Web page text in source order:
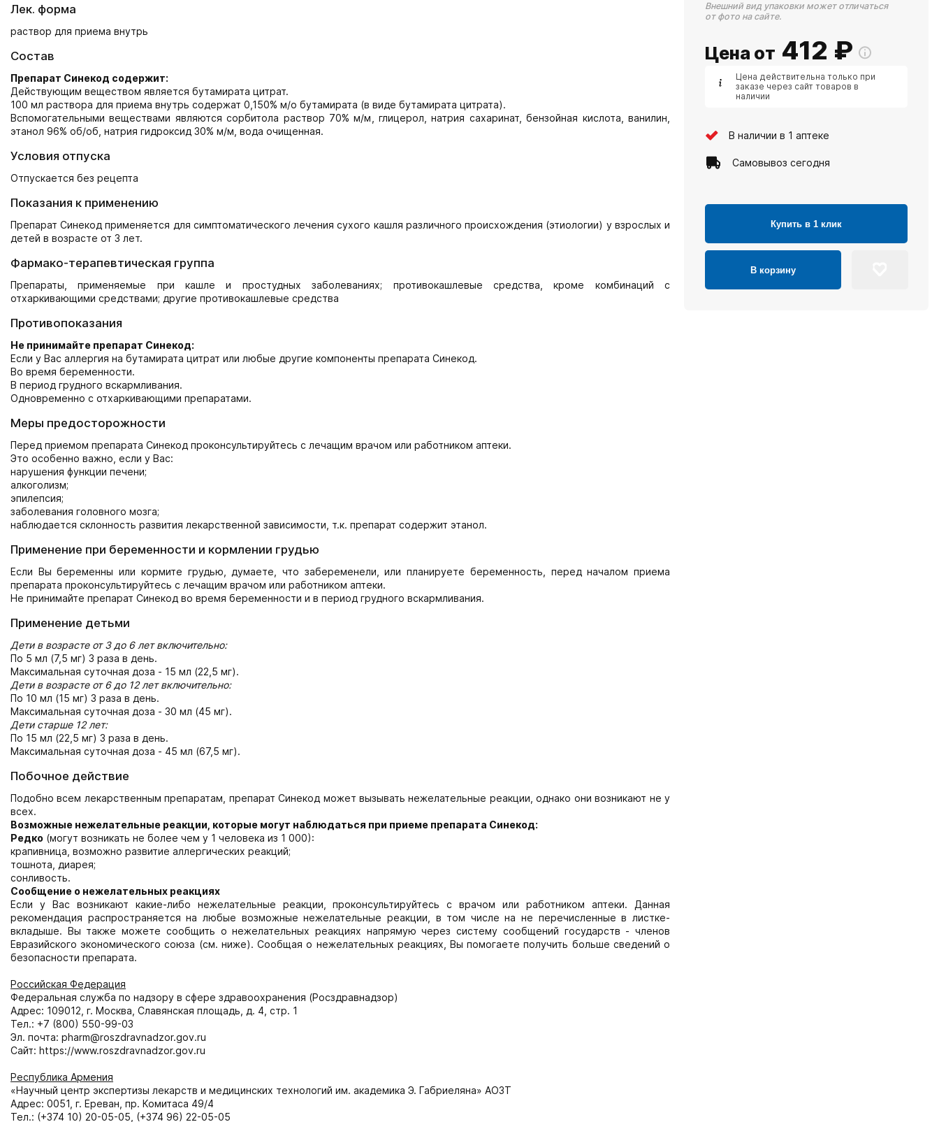
Лек. форма
раствор для приема внутрь
Состав
Препарат Синекод содержит:
Действующим веществом является бутамирата цитрат.
100 мл раствора для приема внутрь содержат 0,150% м/о бутамирата (в виде бутамирата цитрата).
Вспомогательными веществами являются сорбитола раствор 70% м/м, глицерол, натрия сахаринат, бензойная кислота, ванилин,
этанол 96% об/об, натрия гидроксид 30% м/м, вода очищенная.
Условия отпуска
Отпускается без рецепта
Показания к применению
Препарат Синекод применяется для симптоматического лечения сухого кашля различного происхождения (этиологии) у взрослых и
детей в возрасте от 3 лет.
Фармако-терапевтическая группа
Препараты, применяемые при кашле и простудных заболеваниях; противокашлевые средства, кроме комбинаций с
отхаркивающими средствами; другие противокашлевые средства
Противопоказания
Не принимайте препарат Синекод:
Если у Вас аллергия на бутамирата цитрат или любые другие компоненты препарата Синекод.
Во время беременности.
В период грудного вскармливания.
Одновременно с отхаркивающими препаратами.
Меры предосторожности
Перед приемом препарата Синекод проконсультируйтесь с лечащим врачом или работником аптеки.
Это особенно важно, если у Вас:
нарушения функции печени;
алкоголизм;
эпилепсия;
заболевания головного мозга;
наблюдается склонность развития лекарственной зависимости, т.к. препарат содержит этанол.
Применение при беременности и кормлении грудью
Если Вы беременны или кормите грудью, думаете, что забеременели, или планируете беременность, перед началом приема
препарата проконсультируйтесь с лечащим врачом или работником аптеки.
Не принимайте препарат Синекод во время беременности и в период грудного вскармливания.
Применение детьми
Дети в возрасте от 3 до 6 лет включительно:
По 5 мл (7,5 мг) 3 раза в день.
Максимальная суточная доза - 15 мл (22,5 мг).
Дети в возрасте от 6 до 12 лет включительно:
По 10 мл (15 мг) 3 раза в день.
Максимальная суточная доза - 30 мл (45 мг).
Дети старше 12 лет:
По 15 мл (22,5 мг) 3 раза в день.
Максимальная суточная доза - 45 мл (67,5 мг).
Побочное действие
Подобно всем лекарственным препаратам, препарат Синекод может вызывать нежелательные реакции, однако они возникают не у
всех.
Возможные нежелательные реакции, которые могут наблюдаться при приеме препарата Синекод:
Редко (могут возникать не более чем у 1 человека из 1 000):
крапивница, возможно развитие аллергических реакций;
тошнота, диарея;
сонливость.
Сообщение о нежелательных реакциях
Если у Вас возникают какие-либо нежелательные реакции, проконсультируйтесь с врачом или работником аптеки. Данная
рекомендация распространяется на любые возможные нежелательные реакции, в том числе на не перечисленные в листке-
вкладыше. Вы также можете сообщить о нежелательных реакциях напрямую через систему сообщений государств - членов
Евразийского экономического союза (см. ниже). Сообщая о нежелательных реакциях, Вы помогаете получить больше сведений о
безопасности препарата.
Российская Федерация
Федеральная служба по надзору в сфере здравоохранения (Росздравнадзор)
Адрес: 109012, г. Москва, Славянская площадь, д. 4, стр. 1
Тел.: +7 (800) 550-99-03
Эл. почта: pharm@roszdravnadzor.gov.ru
Сайт: https://www.roszdravnadzor.gov.ru
Республика Армения
«Научный центр экспертизы лекарств и медицинских технологий им. академика Э. Габриеляна» АОЗТ
Адрес: 0051, г. Ереван, пр. Комитаса 49/4
Тел.: (+374 10) 20-05-05, (+374 96) 22-05-05
Внешний вид упаковки может отличаться
от фото на сайте.
Цена от 412 ₽
Цена действительна только при
заказе через сайт товаров в
наличии
В наличии в 1 аптеке
Самовывоз сегодня
Купить в 1 клик
В корзину